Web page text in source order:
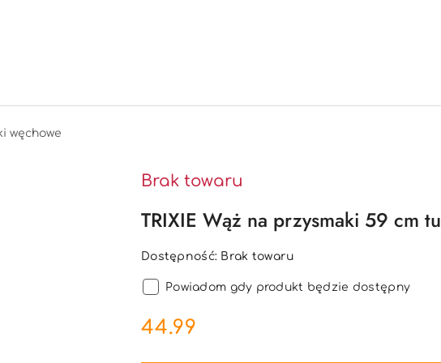
węchowe
Brak towaru
TRIXIE Wąż na przysmaki 59 cm
Dostępność: Brak towaru
Powiadom gdy produkt będzie dostępny
cena:
44.99